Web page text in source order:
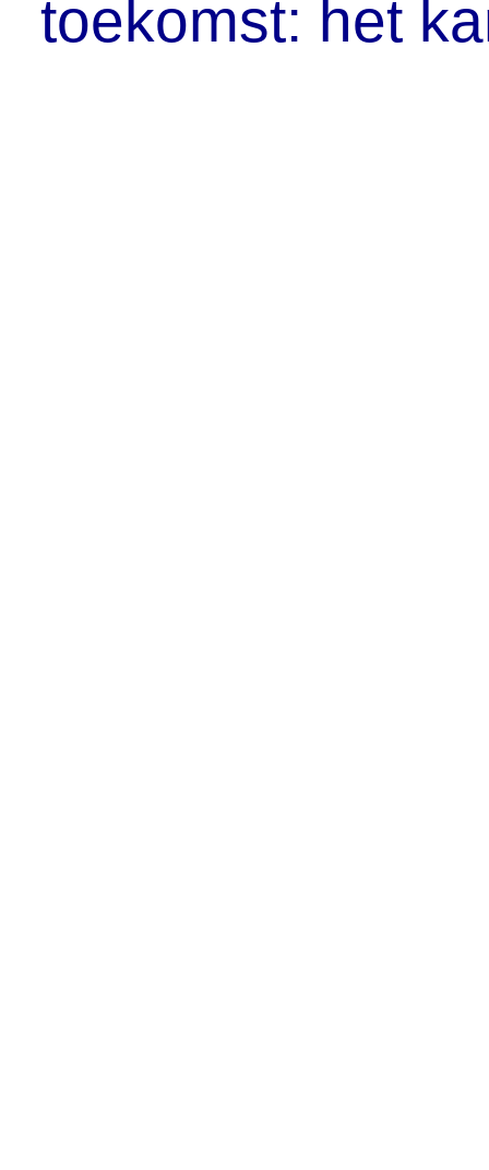
toekomst: het